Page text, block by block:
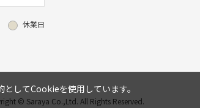
休業日
© Saraya Co.,Ltd. All Rights Reserved.
してCookieを使用しています。